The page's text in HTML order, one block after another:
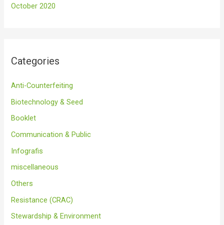
October 2020
Categories
Anti-Counterfeiting
Biotechnology & Seed
Booklet
Communication & Public
Infografis
miscellaneous
Others
Resistance (CRAC)
Stewardship & Environment